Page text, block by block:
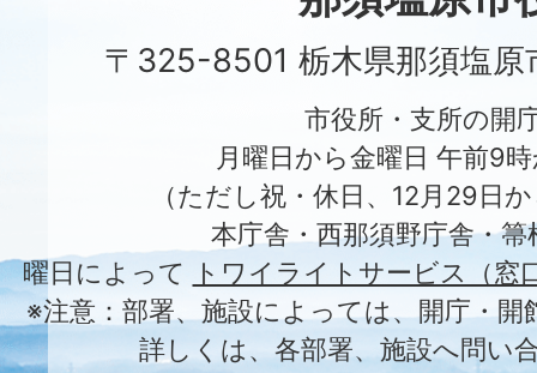
〒325-8501 栃木県那須塩原
市役所・支所の開
月曜日から金曜日 午前9
（ただし祝・休日、12月29日
本庁舎・西那須野庁舎・
曜日によって
トワイライトサービス（窓
※注意：部署、施設によっては、開庁・
詳しくは、各部署、施設へ問い